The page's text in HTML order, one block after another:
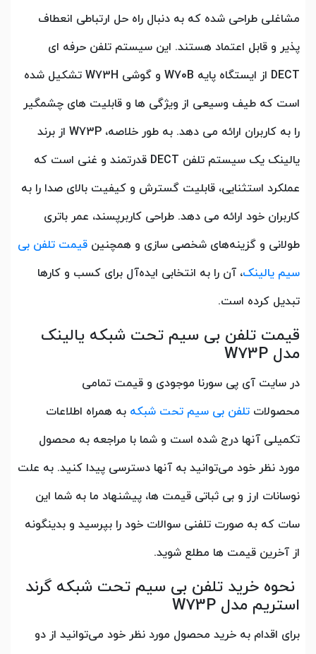
مشاغلی طراحی شده که به دنبال راه حل ارتباطی انعطاف
پذیر و قابل اعتماد هستند. این سیستم تلفن حرفه ای
DECT از ایستگاه پایه W70B و گوشی W73H تشکیل شده
است که طیف وسیعی از ویژگی ها و قابلیت های چشمگیر
را به کاربران ارائه می دهد. به طور خلاصه، W73P از برند
یالینک یک سیستم تلفن DECT قدرتمند و غنی است که
عملکرد استثنایی، قابلیت گسترش و کیفیت بالای صدا را به
کاربران خود ارائه می دهد. طراحی کاربرپسند، عمر باتری
طولانی و گزینه‌های شخصی سازی و همچنین قیمت تلفن بی
سیم یالینک، آن را به انتخابی ایده‌آل برای کسب ‌و کارها
تبدیل کرده است.
قیمت تلفن بی سیم تحت شبکه یالینک
مدل W73P
در سایت آی پی سورنا موجودی و قیمت تمامی
محصولات تلفن‌ بی سیم تحت شبکه به همراه اطلاعات
تکمیلی آنها درج شده است و شما با مراجعه به محصول
مورد نظر خود می‌توانید به آنها دسترسی پیدا کنید. به علت
نوسانات ارز و بی ثباتی قیمت ها، پیشنهاد ما به شما این
سات که به صورت تلفنی سوالات خود را بپرسید و بدینگونه
از آخرین قیمت ها مطلع شوید.
نحوه خرید تلفن بی سیم تحت شبکه گرند
استریم مدل W73P
برای اقدام به خرید محصول مورد نظر خود می‌توانید از دو